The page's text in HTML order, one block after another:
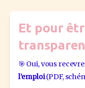
Et pour
🎯 Oui, vous
l’emploi (PDF,